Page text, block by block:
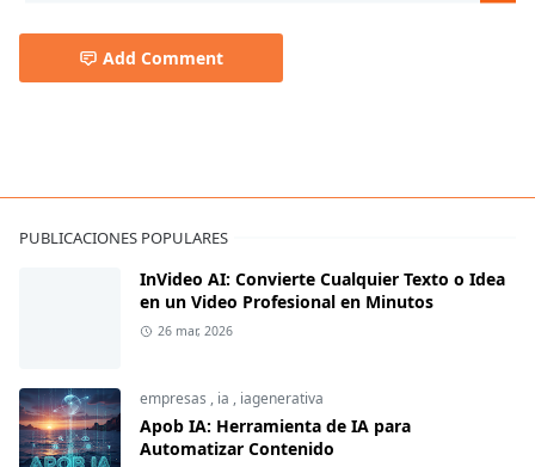
Add Comment
PUBLICACIONES POPULARES
InVideo AI: Convierte Cualquier Texto o Idea
en un Video Profesional en Minutos
26 mar, 2026
empresas , ia , iagenerativa
Apob IA: Herramienta de IA para
Automatizar Contenido